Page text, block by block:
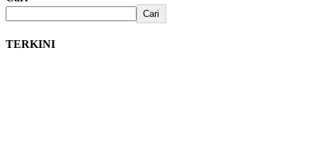
Cari
TERKINI